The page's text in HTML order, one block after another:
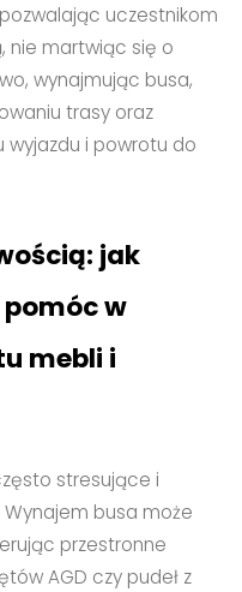
uczestnikom
nie martwiąc się o
wynajmując busa,
trasy oraz
i powrotu do
jak
w
mebli i
stresujące i
busa może
przestronne
AGD czy pudeł z